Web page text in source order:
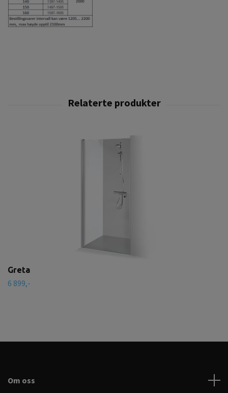
Greta
6 899,-
Om oss